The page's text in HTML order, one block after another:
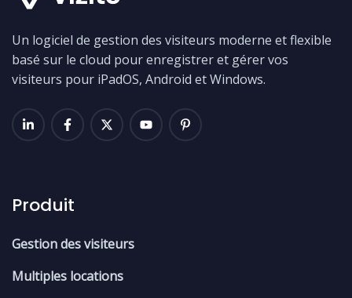
Un logiciel de gestion des visiteurs moderne et flexible
basé sur le cloud pour enregistrer et gérer vos
visiteurs pour iPadOS, Android et Windows.
Produit
Gestion des visiteurs
Multiples locations